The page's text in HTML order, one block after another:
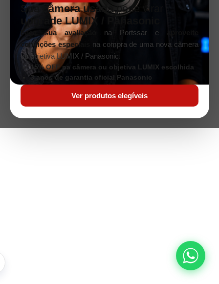
Sua câmera usadapode virar
upgrade LUMIX / Panasonic
Faça sua avaliação na Portssar e
condições especiais
na compra de uma nova câmera
ou objetiva LUMIX / Panasonic.
15% OFF na câmera ou objetiva LUMIX escolhida
3 anos de garantia oficial Panasonic
Ver produtos elegíveis